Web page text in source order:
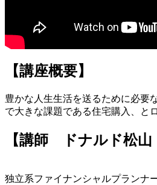
【講座概要】
豊かな人生生活を送るために必要
で大きな課題である住宅購入、と
【講師 ドナルド松
独立系ファイナンシャルプランナ